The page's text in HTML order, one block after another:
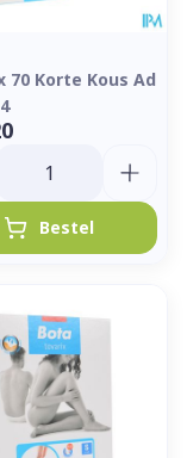
70 Korte Kous Ad
Bestel